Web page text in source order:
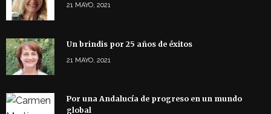
21 MAYO, 2021
Un brindis por 25 años de éxitos
21 MAYO, 2021
Por una Andalucía de progreso en un mundo
global